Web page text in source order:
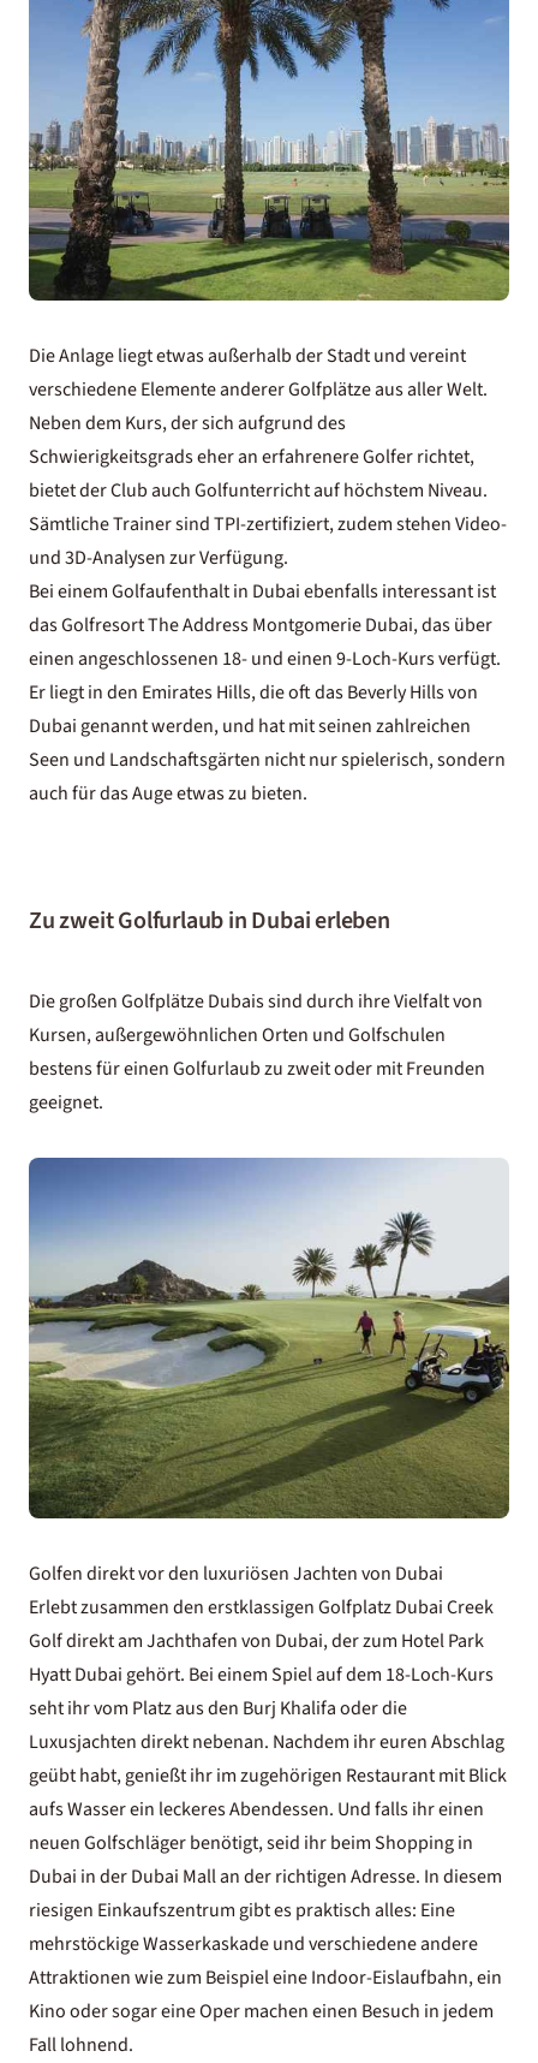
Die Anlage liegt etwas außerhalb der Stadt und vereint
verschiedene Elemente anderer Golfplätze aus aller Welt.
Neben dem Kurs, der sich aufgrund des
Schwierigkeitsgrads eher an erfahrenere Golfer richtet,
bietet der Club auch Golfunterricht auf höchstem Niveau.
Sämtliche Trainer sind TPI-zertifiziert, zudem stehen Video-
und 3D-Analysen zur Verfügung.
Bei einem Golfaufenthalt in Dubai ebenfalls interessant ist
das GolfresortThe Address Montgomerie Dubai, das über
einen angeschlossenen 18- und einen 9-Loch-Kurs verfügt.
Er liegt in den Emirates Hills, die oft das Beverly Hills von
Dubai genannt werden, und hat mit seinen zahlreichen
Seen und Landschaftsgärten nicht nur spielerisch, sondern
auch für das Auge etwas zu bieten.
Zu zweit Golfurlaub in Dubai erleben
Die großen Golfplätze Dubais sind durch ihre Vielfalt von
Kursen, außergewöhnlichen Orten und Golfschulen
bestens für einen Golfurlaub zu zweit oder mit Freunden
geeignet.
Golfen direkt vor den luxuriösen Jachten von Dubai
Erlebt zusammen den erstklassigen Golfplatz Dubai Creek
Golf direkt am Jachthafen von Dubai, der zum HotelPark
Hyatt Dubai gehört. Bei einem Spiel auf dem 18-Loch-Kurs
seht ihr vom Platz aus den Burj Khalifa oder die
Luxusjachten direkt nebenan. Nachdem ihr euren Abschlag
geübt habt, genießt ihr im zugehörigen Restaurant mit Blick
aufs Wasser ein leckeres Abendessen. Und falls ihr einen
neuen Golfschläger benötigt, seid ihr beimShopping in
Dubai in der Dubai Mall an der richtigen Adresse. In diesem
riesigen Einkaufszentrum gibt es praktisch alles: Eine
mehrstöckige Wasserkaskade und verschiedene andere
Attraktionen wie zum Beispiel eine Indoor-Eislaufbahn, ein
Kino oder sogar eine Oper machen einen Besuch in jedem
Fall lohnend.